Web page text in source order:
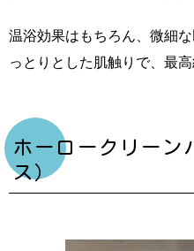
温浴効果はもちろん、微細
っとりとした肌触りで、最
ホーロークリーン
ス）